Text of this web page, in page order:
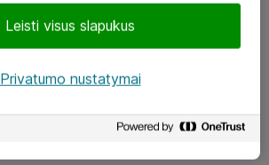
Leisti visus slapukus
Privatumo nustatymai